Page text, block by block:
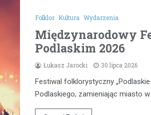
Folklor Kultura Wydarzenia
Międzynarodowy
Podlaskim 2026
Łukasz Jarocki 30 lipca 2026
Festiwal folklorystyczny
Podlaskiego, zamieniając miasto